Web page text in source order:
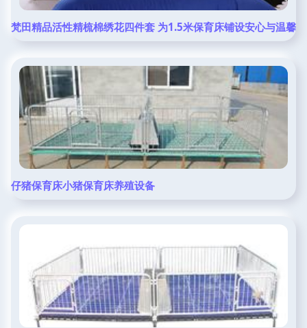
梵田精品活性精梳棉绣花四件套 为1.5米保育床铺设安心与温馨
仔猪保育床小猪保育床养殖设备